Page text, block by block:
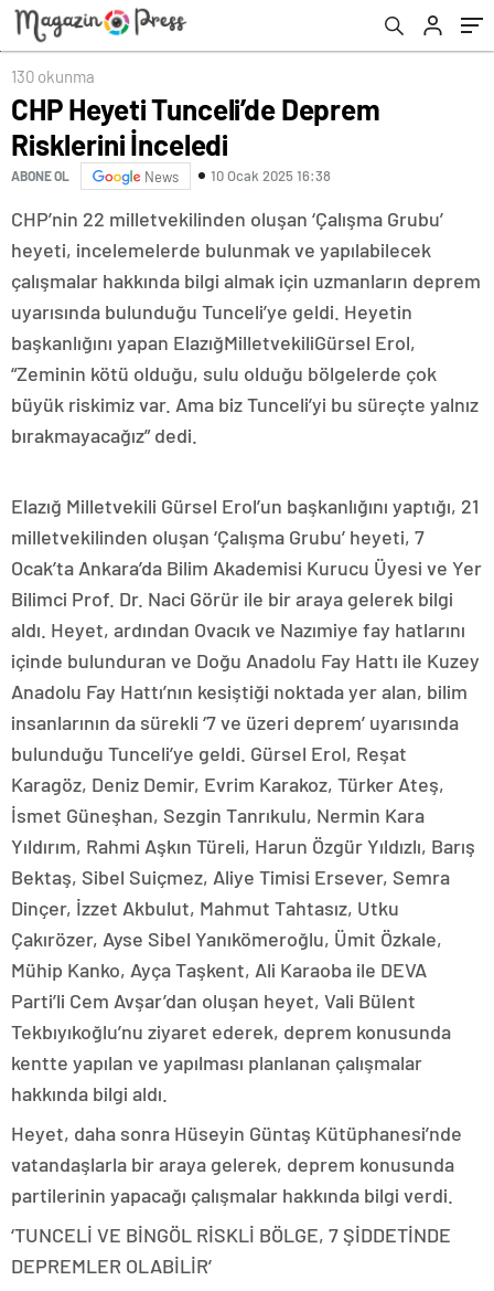
130 okunma
CHP Heyeti Tunceli’de Deprem
Risklerini İnceledi
ABONE OL News 10 Ocak 2025 16:38
CHP’nin 22 milletvekilinden oluşan ‘Çalışma Grubu’
heyeti, incelemelerde bulunmak ve yapılabilecek
çalışmalar hakkında bilgi almak için uzmanların deprem
uyarısında bulunduğu Tunceli’ye geldi. Heyetin
başkanlığını yapan ElazığMilletvekiliGürsel Erol,
“Zeminin kötü olduğu, sulu olduğu bölgelerde çok
büyük riskimiz var. Ama biz Tunceli’yi bu süreçte yalnız
bırakmayacağız” dedi.
Elazığ Milletvekili Gürsel Erol’un başkanlığını yaptığı, 21
milletvekilinden oluşan ‘Çalışma Grubu’ heyeti, 7
Ocak’ta Ankara’da Bilim Akademisi Kurucu Üyesi ve Yer
Bilimci Prof. Dr. Naci Görür ile bir araya gelerek bilgi
aldı. Heyet, ardından Ovacık ve Nazımiye fay hatlarını
içinde bulunduran ve Doğu Anadolu Fay Hattı ile Kuzey
Anadolu Fay Hattı’nın kesiştiği noktada yer alan, bilim
insanlarının da sürekli ‘7 ve üzeri deprem’ uyarısında
bulunduğu Tunceli’ye geldi. Gürsel Erol, Reşat
Karagöz, Deniz Demir, Evrim Karakoz, Türker Ateş,
İsmet Güneşhan, Sezgin Tanrıkulu, Nermin Kara
Yıldırım, Rahmi Aşkın Türeli, Harun Özgür Yıldızlı, Barış
Bektaş, Sibel Suiçmez, Aliye Timisi Ersever, Semra
Dinçer, İzzet Akbulut, Mahmut Tahtasız, Utku
Çakırözer, Ayse Sibel Yanıkömeroğlu, Ümit Özkale,
Mühip Kanko, Ayça Taşkent, Ali Karaoba ile DEVA
Parti’li Cem Avşar’dan oluşan heyet, Vali Bülent
Tekbıyıkoğlu’nu ziyaret ederek, deprem konusunda
kentte yapılan ve yapılması planlanan çalışmalar
hakkında bilgi aldı.
Heyet, daha sonra Hüseyin Güntaş Kütüphanesi’nde
vatandaşlarla bir araya gelerek, deprem konusunda
partilerinin yapacağı çalışmalar hakkında bilgi verdi.
‘TUNCELİ VE BİNGÖL RİSKLİ BÖLGE, 7 ŞİDDETİNDE
DEPREMLER OLABİLİR’